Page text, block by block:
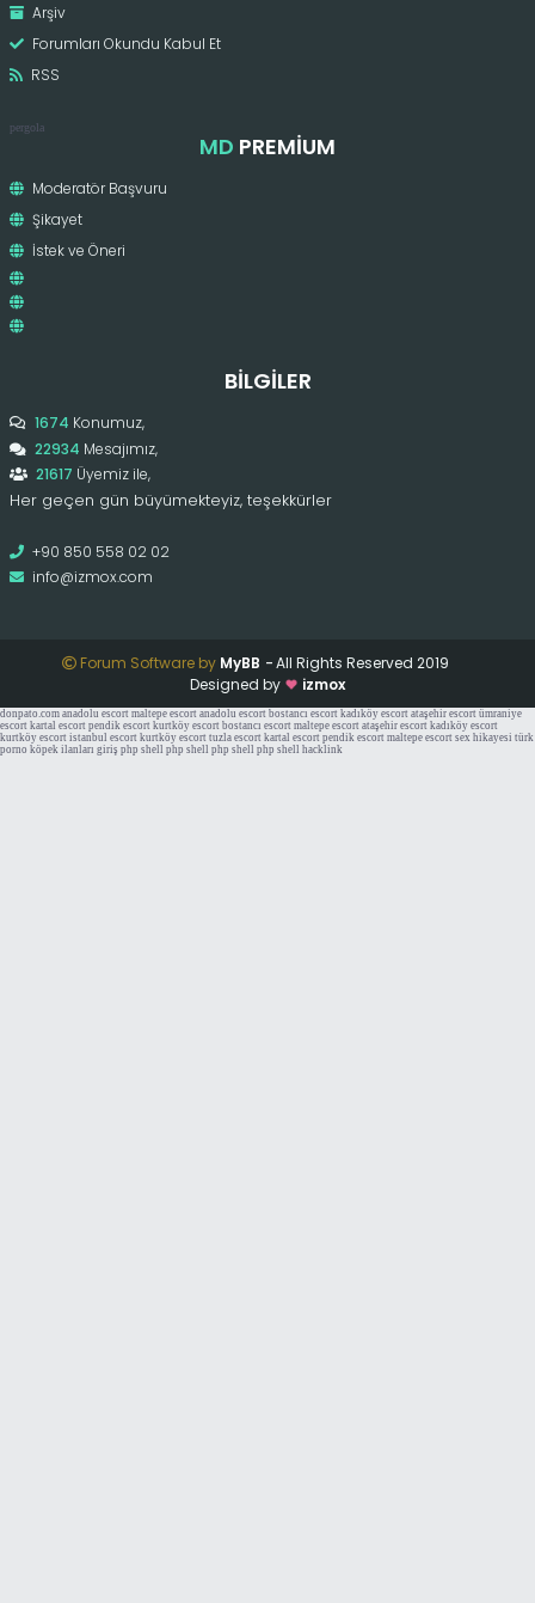
Arşiv
Forumları Okundu Kabul Et
RSS
pergola
MD PREMIUM
Moderatör Başvuru
Şikayet
İstek ve Öneri
BILGILER
1674 Konumuz,
22934 Mesajımız,
21617 Üyemiz ile,
Her geçen gün büyümekteyiz, teşekkürler
+90 850 558 02 02
info@izmox.com
Forum Software by MyBB -All Rights Reserved 2019
Designed by
izmox
donpato.com anadolu escort maltepe escort anadolu escort bostancı escort kadıköy escort ataşehir escort ümraniye
escort kartal escort pendik escort kurtköy escort bostancı escort maltepe escort ataşehir escort kadıköy escort
kurtköy escort istanbul escort kurtköy escort tuzla escort kartal escort pendik escort maltepe escort sex hikayesi türk
porno köpek ilanları giriş php shell php shell php shell php shell hacklink